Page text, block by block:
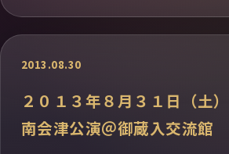
2013.08.30
２０１３年８月３１日（土
南会津公演＠御蔵入交流館